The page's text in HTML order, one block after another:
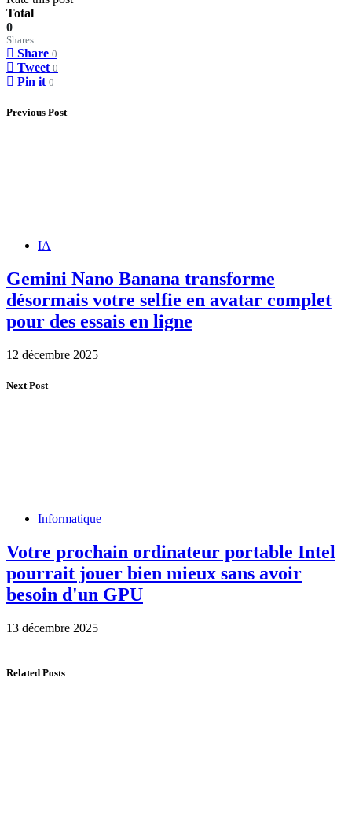
Total
0
Shares
Share 0
Tweet 0
Pin it 0
Previous Post
IA
Gemini Nano Banana transforme
désormais votre selfie en avatar complet
pour des essais en ligne
12 décembre 2025
Next Post
Informatique
Votre prochain ordinateur portable Intel
pourrait jouer bien mieux sans avoir
besoin d'un GPU
13 décembre 2025
Related Posts